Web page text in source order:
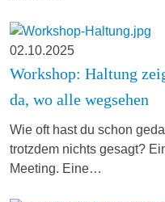
02.10.2025
Workshop: Haltung
da, wo alle wegsehen
Wie oft hast du schon
trotzdem nichts gesagt?
Meeting. Eine…